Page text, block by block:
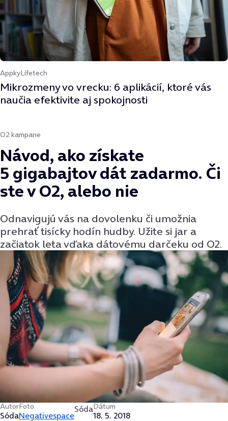
AppkyLifetech
Mikrozmeny vo vrecku: 6 aplikácií, ktoré vás
naučia efektivite aj spokojnosti
O2 kampane
Návod, ako získate
5 gigabajtov dát zadarmo. Či
ste v O2, alebo nie
Odnavigujú vás na dovolenku či umožnia
prehrať tisícky hodín hudby. Užite si jar a
začiatok leta vďaka dátovému darčeku od O2.
Autor
Sóda
Foto
Negativespace
SódaDátum
18. 5. 2018